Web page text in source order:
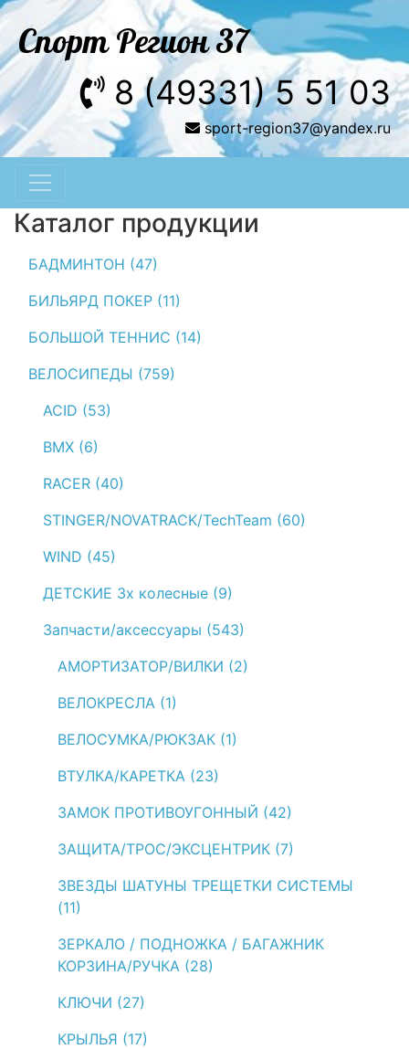
Спорт Регион 37
8 (49331) 5 51 03
sport-region37@yandex.ru
Каталог продукции
БАДМИНТОН (47)
БИЛЬЯРД ПОКЕР (11)
БОЛЬШОЙ ТЕННИС (14)
ВЕЛОСИПЕДЫ (759)
ACID (53)
BMX (6)
RACER (40)
STINGER/NOVATRACK/TechTeam (60)
WIND (45)
ДЕТСКИЕ 3х колесные (9)
Запчасти/аксессуары (543)
АМОРТИЗАТОР/ВИЛКИ (2)
ВЕЛОКРЕСЛА (1)
ВЕЛОСУМКА/РЮКЗАК (1)
ВТУЛКА/КАРЕТКА (23)
ЗАМОК ПРОТИВОУГОННЫЙ (42)
ЗАЩИТА/ТРОС/ЭКСЦЕНТРИК (7)
ЗВЕЗДЫ ШАТУНЫ ТРЕЩЕТКИ СИСТЕМЫ
(11)
ЗЕРКАЛО / ПОДНОЖКА / БАГАЖНИК
КОРЗИНА/РУЧКА (28)
КЛЮЧИ (27)
КРЫЛЬЯ (17)